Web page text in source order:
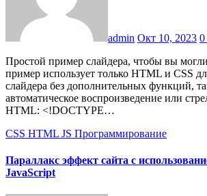
admin Окт 10, 2023
Простой пример слайдера, чтобы вы могли начать. Этот
пример использует только HTML и CSS
слайдера без дополнительных функций,
автоматическое воспроизведение или
HTML: <!DOCTYPE…
CSS HTML JS Программирование
Параллакс эффект сайта с
JavaScript